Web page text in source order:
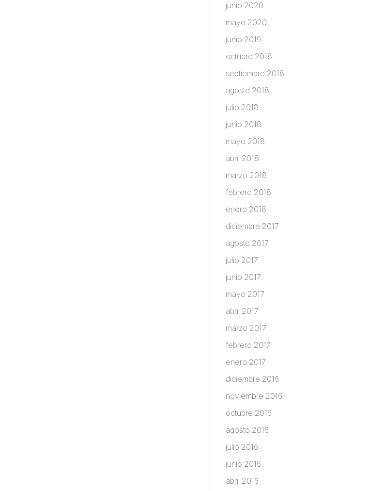
junio 2020
mayo 2020
junio 2019
octubre 2018
septiembre 2018
agosto 2018
julio 2018
junio 2018
mayo 2018
abril 2018
marzo 2018
febrero 2018
enero 2018
diciembre 2017
agosto 2017
julio 2017
junio 2017
mayo 2017
abril 2017
marzo 2017
febrero 2017
enero 2017
diciembre 2016
noviembre 2016
octubre 2016
agosto 2016
julio 2016
junio 2016
abril 2016